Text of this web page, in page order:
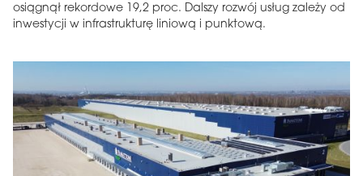
osiągnął rekordowe 19,2 proc. Dalszy rozwój usług zależy od
inwestycji w infrastrukturę liniową i punktową.